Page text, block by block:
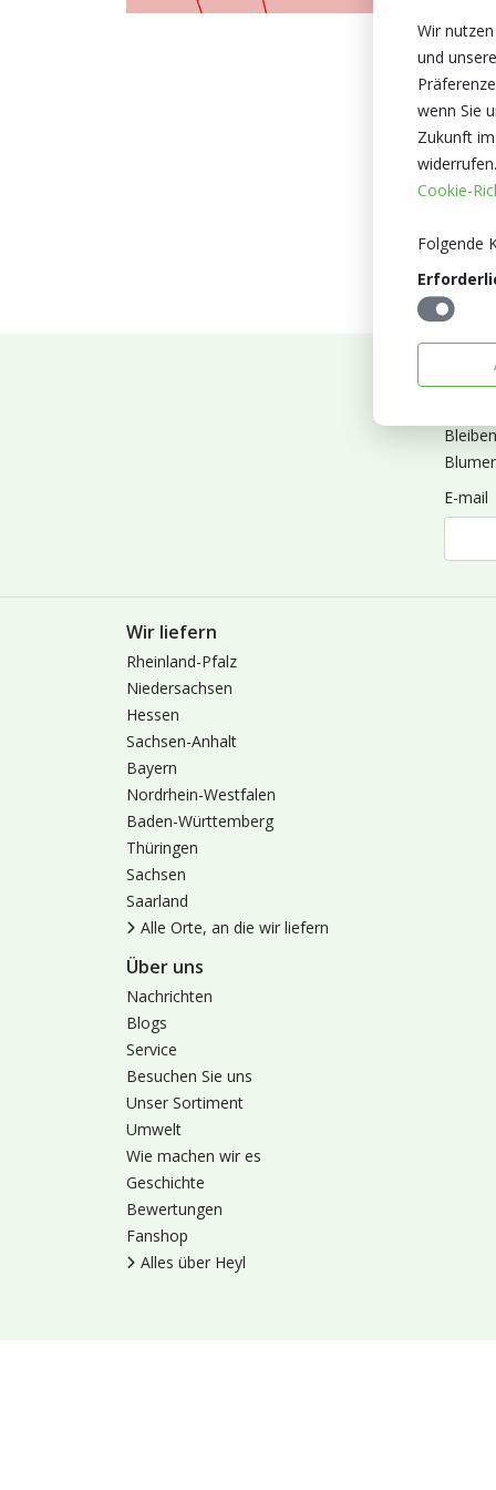
E-mail
Wir liefern
Rheinland-Pfalz
Niedersachsen
Hessen
Sachsen-Anhalt
Bayern
Nordrhein-Westfalen
Baden-Württemberg
Thüringen
Sachsen
Saarland
Alle Orte, an die wir liefern
Über uns
Nachrichten
Blogs
Service
Besuchen Sie uns
Unser Sortiment
Umwelt
Wie machen wir es
Geschichte
Bewertungen
Fanshop
Alles über Heyl
Wir
und
wenn Sie
Zukunft
Cookie-
Folgende